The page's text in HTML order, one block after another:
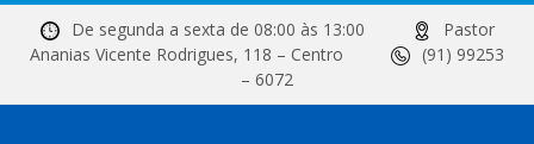
De segunda a sexta de 08:00 às 13:00
Pastor
Ananias Vicente Rodrigues, 118 – Centro
(91) 99253
– 6072